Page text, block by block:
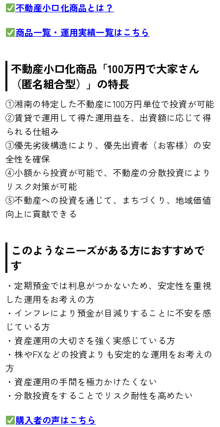
不動産小口化商品とは？
商品一覧・運用実績一覧はこちら
不動産小口化商品「100万円で大家さん
（匿名組合型）」の特長
①湘南の特定した不動産に100万円単位で投資が可能
②賃貸で運用して得た運用益を、出資額に応じて得
られる仕組み
③優先劣後構造により、優先出資者（お客様）の安
全性を確保
④小額から投資が可能で、不動産の分散投資により
リスク対策が可能
⑤不動産への投資を通じて、まちづくり、地域価値
向上に貢献できる
このようなニーズがある方におすすめで
す
・定期預金では利息がつかないため、安定性を重視
した運用をお考えの方
・インフレにより預金が目減りすることに不安を感
じている方
・資産運用の大切さを強く実感じている方
・株やFXなどの投資よりも安定的な運用をお考えの
方
・資産運用の手間を極力かけたくない
・分散投資をすることでリスク耐性を高めたい
購入者の声はこちら